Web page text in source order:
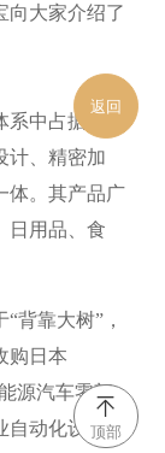
向大家介绍了
系中占据着重
计、精密加
体。其产品广
日用品、食
背靠大树”，
购日本
源汽车零部
自动化设备建
返回
顶部